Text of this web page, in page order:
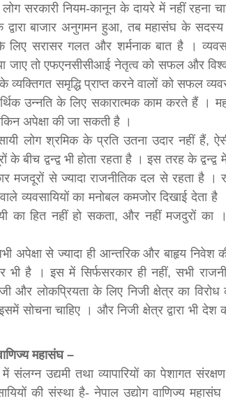
लोग सरकारी नियम-कानून के दायरे में नहीं
द्वारा बाजार अनुगमन हुआ, तब महासंघ के
लिए सरासर गलत और शर्मनाक बात है ।
जाए तो एफएनसीसीआई नेतृत्व को सफल और
व्यक्तिगत समृद्धि प्राप्त करने वालों को सफल
उन्नति के लिए सकारात्मक काम करते हैं ।
अपेक्षा की जा सकती है ।
लोग श्रमिक के प्रति उतना उदार नहीं हैं,
के बीच द्वन्द्व भी होता रहता है । इस तरह के
मजदूरों से ज्यादा राजनीतिक दल से रहता है ।
व्यवसायियों का मनोबल कमजोर दिखाई देता
का हित नहीं हो सकता, और नहीं मजदुरों का
अपेक्षा से ज्यादा ही आन्तरिक और बाहृय
है । इस में सिर्फसरकार ही नहीं, सभी
और लोकप्रियता के लिए निजी क्षेत्र का
सोचना चाहिए । और निजी क्षेत्र द्वारा भी
महासंघ –
में संलग्न उद्यमी तथा व्यापारियों का पेशागत
की संस्था है- नेपाल उद्योग वाणिज्य